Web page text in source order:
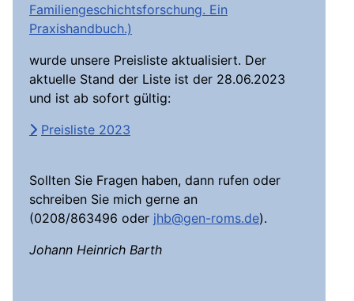
Familiengeschichtsforschung. Ein
Praxishandbuch.)
wurde unsere Preisliste aktualisiert. Der
aktuelle Stand der Liste ist der 28.06.2023
und ist ab sofort gültig:
Preisliste 2023
Sollten Sie Fragen haben, dann rufen oder
schreiben Sie mich gerne an
(0208/863496 oder jhb@gen-roms.de).
Johann Heinrich Barth